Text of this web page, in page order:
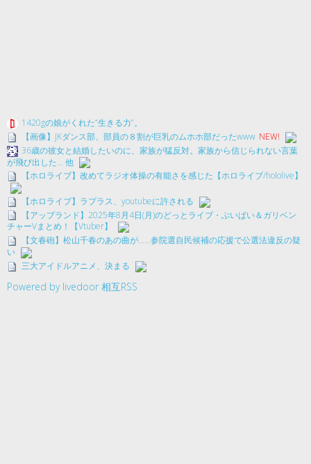
1420gの娘がくれた“生きる力”。
【画像】JKダンス部、部員の８割が巨乳のムホホ部だったwww NEW!
36歳の彼女と結婚したいのに、家族が猛反対。家族から信じられない言葉
が飛び出した… 他
【ホロライブ】改めてラジオ体操の有能さを感じた【ホロライブ/hololive】
【ホロライブ】ラプラス、youtubeに許される
【アップランド】2025年8月4日(月)のどっとライブ・ぶいぱい＆ガリベン
チャーVまとめ！【Vtuber】
【文春砲】松山千春のあの曲が……参院選自民候補の応援で公選法違反の疑
い
三大アイドルアニメ、決まる
Powered by livedoor 相互RSS